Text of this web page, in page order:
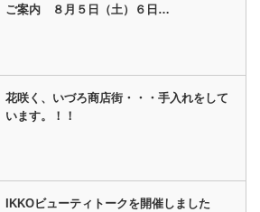
ご案内 ８月５日（土）６日…
花咲く、いづろ商店街・・・手入れをして
います。！！
IKKOビューティトークを開催しました